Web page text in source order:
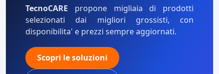
TecnoCARE propone migliaia di prodotti
selezionati dai migliori grossisti, con
disponibilita' e prezzi sempre aggiornati.
Scopri le soluzioni